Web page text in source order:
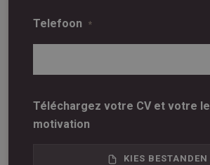
Telefoon *
Téléchargez votre CV et votre
motivation
KIES BESTANDEN